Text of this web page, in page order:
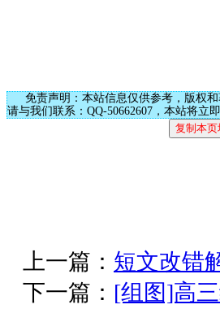
免责声明：本站信息仅供参考，版权和
请与我们联系：QQ-50662607，本站将立即
上一篇： 短文改错
下一篇： [组图]高